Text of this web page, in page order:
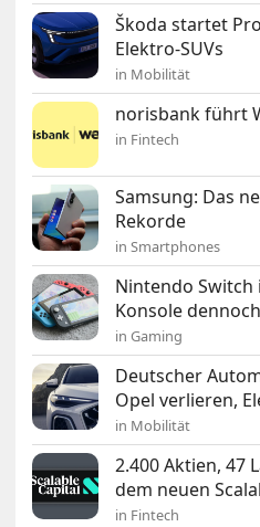
Škoda startet
Elektro-SUVs
in Mobilität
norisbank führt
in Fintech
Samsung: Das
Rekorde
in Smartphones
Nintendo Switch
Konsole
in Gaming
Deutscher
Opel verlieren,
in Mobilität
2.400 Aktien, 47
dem neuen
in Fintech